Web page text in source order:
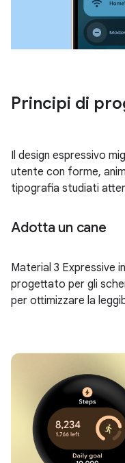
Principi di
Il design espressivo
utente con forme,
tipografia studiati
Adotta un cane
Material 3 Expressive
progettato per gli
per ottimizzare la